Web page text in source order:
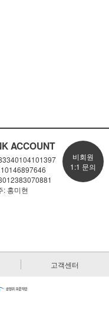
ACCOUNT
: 홍미현
비회원
1:1 문의
고객센터